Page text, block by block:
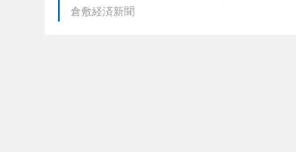
倉敷経済新聞